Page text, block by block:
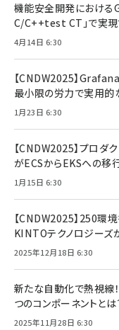
機能安全開発におけ
C/C++test CT」で実
4月14日 6:30
【CNDW2025】
最小限の労力で実用的
1月23日 6:30
【CNDW2025】プロダ
がECSからEKSへの移
1月15日 6:30
【CNDW2025】250環
KINTOテクノロジーズ
2025年12月18日 6:30
新たな自動化で熱視線
つのコンポーネントとは
2025年11月28日 6:30